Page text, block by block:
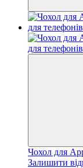
Чохол для
Залишити